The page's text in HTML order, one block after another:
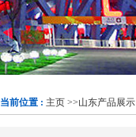
当前位置 : 主页 >>山东产品展示